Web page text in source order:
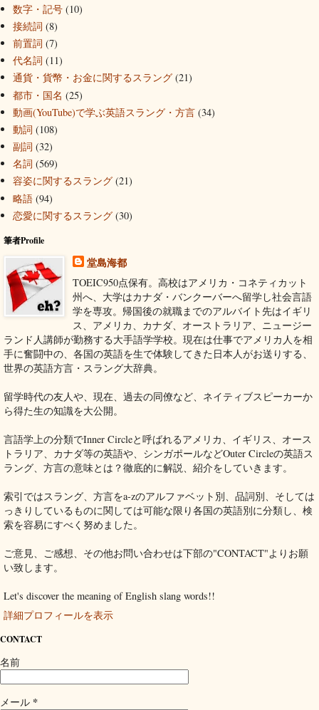
数字・記号 (10)
接続詞 (8)
前置詞 (7)
代名詞 (11)
通貨・貨幣・お金に関するスラング (21)
都市・国名 (25)
動画(YouTube)で学ぶ英語スラング・方言 (34)
動詞 (108)
副詞 (32)
名詞 (569)
容姿に関するスラング (21)
略語 (94)
恋愛に関するスラング (30)
筆者Profile
堂島海都
TOEIC950点保有。高校はアメリカ・コネティカット
州へ、大学はカナダ・バンクーバーへ留学し社会言語
学を専攻。帰国後の就職までのアルバイト先はイギリ
ス、アメリカ、カナダ、オーストラリア、ニュージー
ランド人講師が勤務する大手語学学校。現在は仕事でアメリカ人を相
手に奮闘中の、各国の英語を生で体験してきた日本人がお送りする、
世界の英語方言・スラング大辞典。
留学時代の友人や、現在、過去の同僚など、ネイティブスピーカーか
ら得た生の知識を大公開。
言語学上の分類でInner Circleと呼ばれるアメリカ、イギリス、オース
トラリア、カナダ等の英語や、シンガポールなどOuter Circleの英語ス
ラング、方言の意味とは？徹底的に解説、紹介をしていきます。
索引ではスラング、方言をa-zのアルファベット別、品詞別、そしては
っきりしているものに関しては可能な限り各国の英語別に分類し、検
索を容易にすべく努めました。
ご意見、ご感想、その他お問い合わせは下部の"CONTACT"よりお願
い致します。
Let's discover the meaning of English slang words!!
詳細プロフィールを表示
CONTACT
名前
メール *